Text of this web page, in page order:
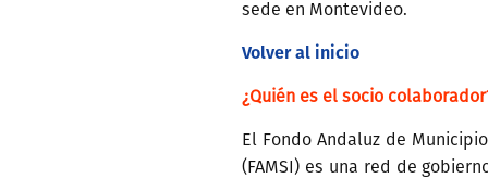
sede en Montevideo.
Volver al inicio
¿Quién es el socio
El Fondo Andaluz de
(FAMSI) es una red de